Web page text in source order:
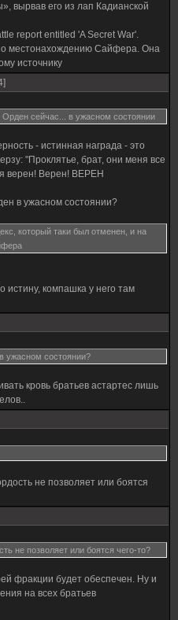
вырвав его из лап Кадианской
report entitled 'A Secret War'.
местонахождению Сайфера. Она
источнику
Орден сейчас... в ужасном состоянии
- истинная награда - это
"Проклятье, брат, они меня все
верен! Верен! ВЕРЕН
в ужасном состоянии?
который таки был отменен, и на
истину, компашка у него там
ужасном состоянии?
кровь братьев астартес лишь
не позволяет или боятся
не позволяет или боятся чего-то?
фракции будет обеспечен. Ну и
на всех братьев